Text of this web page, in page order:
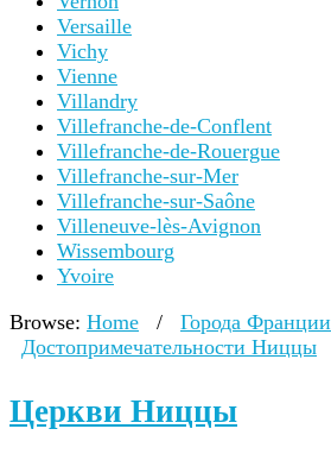
Versaille
Vichy
Vienne
Villandry
Villefranche-de-Conflent
Villefranche-de-Rouergue
Villefranche-sur-Mer
Villefranche-sur-Saône
Villeneuve-lès-Avignon
Wissembourg
Yvoire
Browse: Home / Города Франции
Достопримечательности Ниццы
Церкви Ниццы